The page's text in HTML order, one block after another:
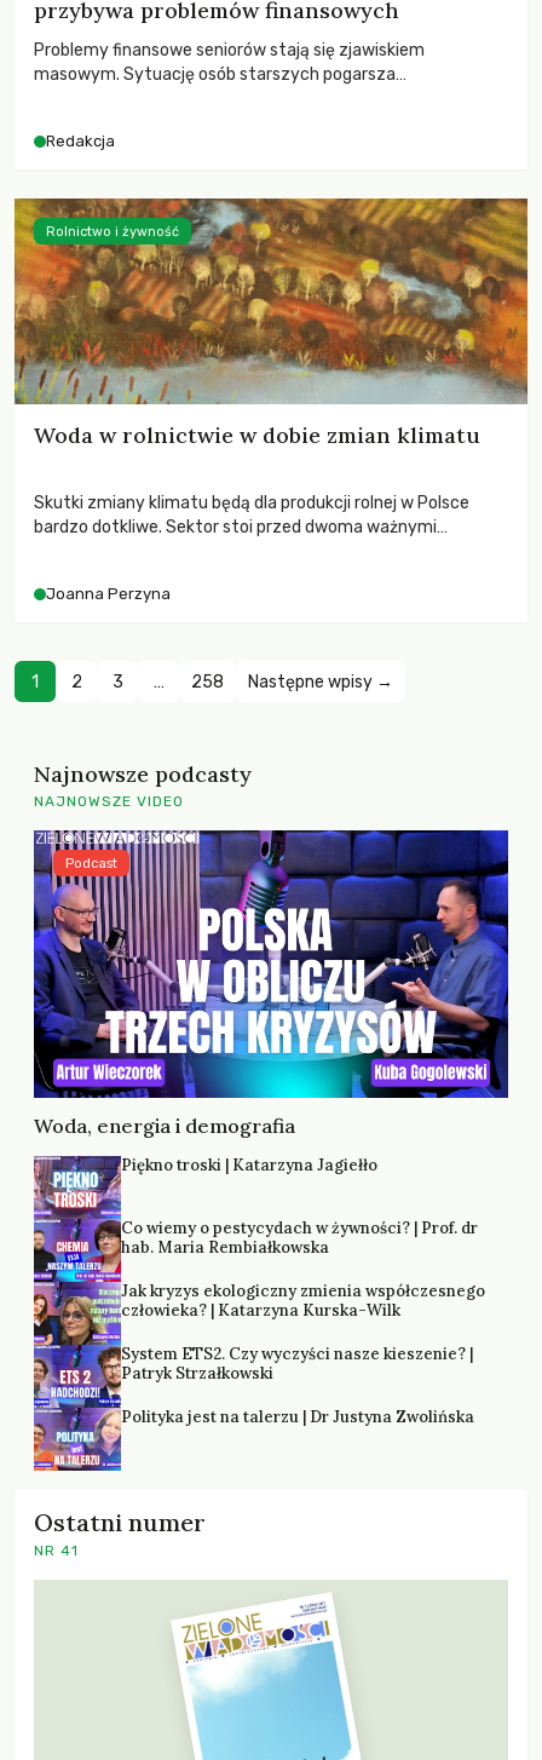
przybywa problemów finansowych
Problemy finansowe seniorów stają się zjawiskiem
masowym. Sytuację osób starszych pogarsza
Redakcja
Woda w rolnictwie w dobie zmian klimatu
Skutki zmiany klimatu będą dla produkcji rolnej w Polsce
bardzo dotkliwe. Sektor stoi przed dwoma ważnymi
zachodzących zmian klimatycznych. Wymagać to będzie
Joanna Perzyna
Rolnictwo i żywność
1 2 3 … 258 Następne wpisy →
Najnowsze podcasty
NAJNOWSZE VIDEO
Woda, energia i demografia
Podcast
Piękno troski | Katarzyna Jagiełło
Co wiemy o pestycydach w żywności? | Prof. dr
hab. Maria Rembiałkowska
Jak kryzys ekologiczny zmienia współczesnego
człowieka? | Katarzyna Kurska-Wilk
System ETS2. Czy wyczyści nasze kieszenie? |
Patryk Strzałkowski
Polityka jest na talerzu | Dr Justyna Zwolińska
Ostatni numer
NR 41